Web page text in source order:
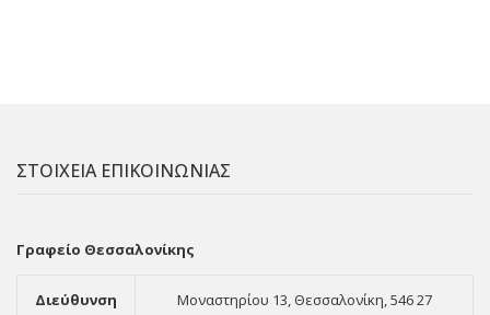
ΣΤΟΙΧΕΙΑ ΕΠΙΚΟΙΝΩΝΙΑΣ
Γραφείο Θεσσαλονίκης
Διεύθυνση Μοναστηρίου 13, Θεσσαλονίκη, 546 27